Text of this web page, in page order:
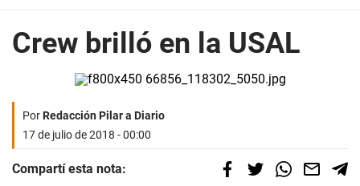
Crew brilló en la USAL
PorRedacción Pilar a Diario
17 de julio de 2018 - 00:00
Compartí esta nota: